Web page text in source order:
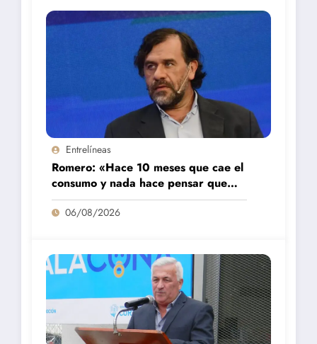
Entrelíneas
Romero: «Hace 10 meses que cae el
consumo y nada hace pensar que
vaya a repuntar»
06/08/2026